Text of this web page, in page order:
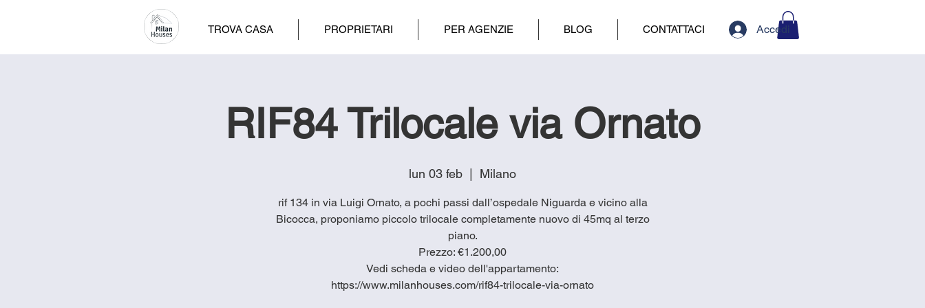
TROVA CASA PROPRIETARI PER AGENZIE BLOG CONTATTACI Accedi
RIF84 Trilocale via Ornato
lun 03 feb
  |
Milano
rif 134 in via Luigi Ornato, a pochi passi dall’ospedale Niguarda e vicino alla
Bicocca, proponiamo piccolo trilocale completamente nuovo di 45mq al terzo
piano.
Prezzo: €1.200,00
Vedi scheda e video dell'appartamento:
https://www.milanhouses.com/rif84-trilocale-via-ornato